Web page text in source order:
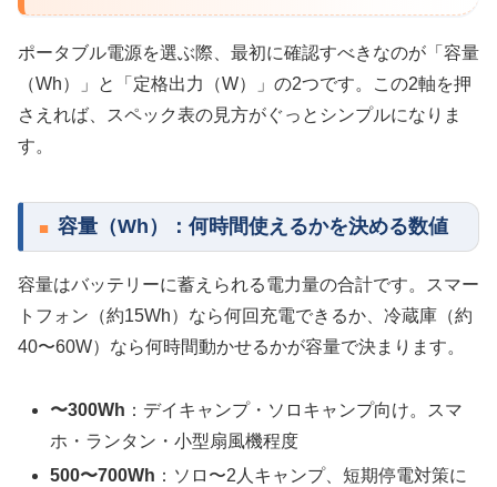
ポータブル電源を選ぶ際、最初に確認すべきなのが「容量
（Wh）」と「定格出力（W）」の2つです。この2軸を押
さえれば、スペック表の見方がぐっとシンプルになりま
す。
容量（Wh）：何時間使えるかを決める数値
容量はバッテリーに蓄えられる電力量の合計です。スマー
トフォン（約15Wh）なら何回充電できるか、冷蔵庫（約
40〜60W）なら何時間動かせるかが容量で決まります。
〜300Wh ：デイキャンプ・ソロキャンプ向け。スマ
ホ・ランタン・小型扇風機程度
500〜700Wh ：ソロ〜2人キャンプ、短期停電対策に